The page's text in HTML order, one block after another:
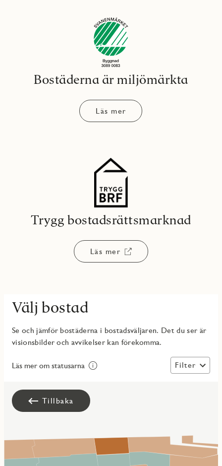
Bostäderna är miljömärkta
Läs mer
Trygg bostadsrättsmarknad
Läs mer
Välj bostad
Se och jämför bostäderna i bostadsväljaren. Det du ser är
visionsbilder och avvikelser kan förekomma.
Läs mer om statusarna Filter
Tillbaka